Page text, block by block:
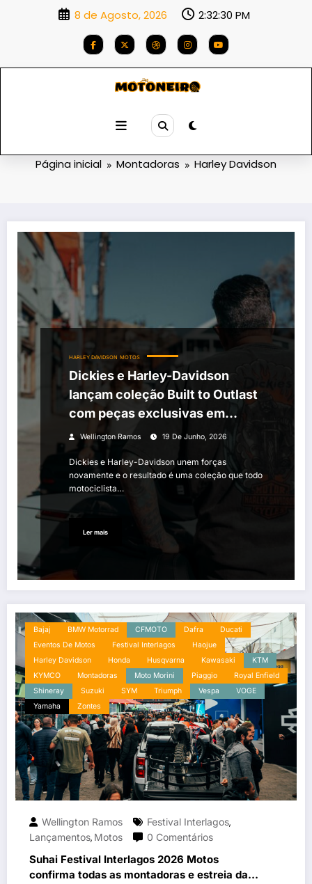
8 de Agosto, 2026 2:32:30 PM
Categoria: Harley Davidson
Página inicial Montadoras Harley Davidson
HARLEY DAVIDSON MOTOS
Dickies e Harley-Davidson
lançam coleção Built to Outlast
com peças exclusivas em
edição limitada
Wellington Ramos 19 De Junho, 2026
Dickies e Harley-Davidson unem forças
novamente e o resultado é uma coleção que todo
motociclista…
Ler mais
Bajaj BMW Motorrad CFMOTO Dafra
Ducati
Eventos De Motos
Festival Interlagos
Haojue
Harley Davidson
Honda Husqvarna Kawasaki
KTM
KYMCO
Montadoras Moto Morini Piaggio
Royal Enfield
Shineray
Suzuki SYM Triumph Vespa
VOGE
Yamaha
Zontes
Wellington Ramos Festival Interlagos,
Lançamentos, Motos 0 Comentários
Suhai Festival Interlagos 2026 Motos
confirma todas as montadoras e estreia da